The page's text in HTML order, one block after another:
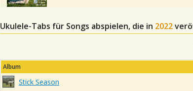
Ukulele-Tabs für Songs abspielen, die in 2022
Album
Stick Season